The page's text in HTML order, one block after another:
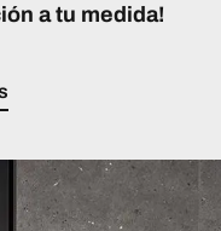
a tu medida!